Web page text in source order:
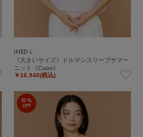
INED L
《大きいサイズ》ドルマンスリーブサマー
ニット《Cuoo》
￥16,940(税込)
30%
OFF